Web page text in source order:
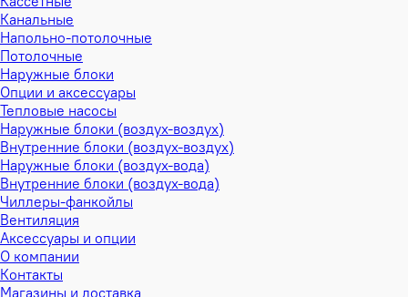
Канальные
Напольно-потолочные
Потолочные
Наружные блоки
Опции и аксессуары
Тепловые насосы
Наружные блоки (воздух-воздух)
Внутренние блоки (воздух-воздух)
Наружные блоки (воздух-вода)
Внутренние блоки (воздух-вода)
Чиллеры-фанкойлы
Вентиляция
Аксессуары и опции
О компании
Контакты
Магазины и доставка